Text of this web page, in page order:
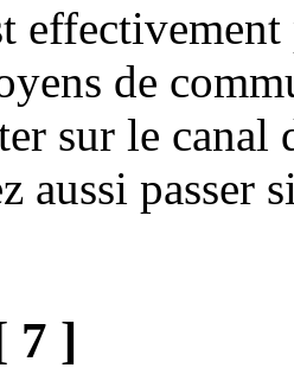
de
sur le
aussi passer
7 ]